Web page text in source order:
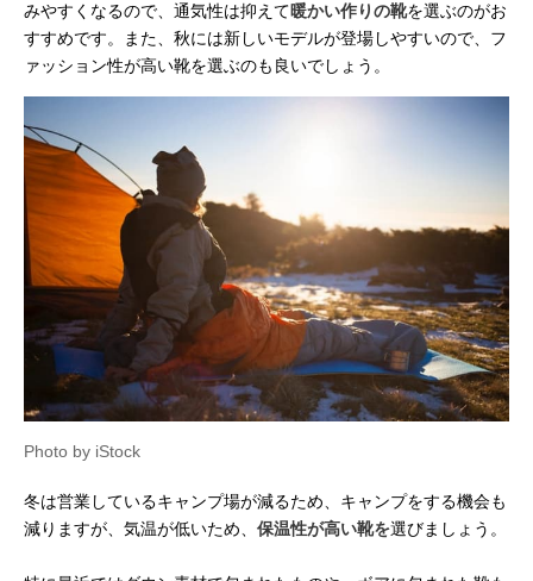
みやすくなるので、通気性は抑えて暖かい作りの靴を選ぶのがお
すすめです。また、秋には新しいモデルが登場しやすいので、フ
ァッション性が高い靴を選ぶのも良いでしょう。
Photo by iStock
冬は営業しているキャンプ場が減るため、キャンプをする機会も
減りますが、気温が低いため、 保温性が高い靴を選びましょう。